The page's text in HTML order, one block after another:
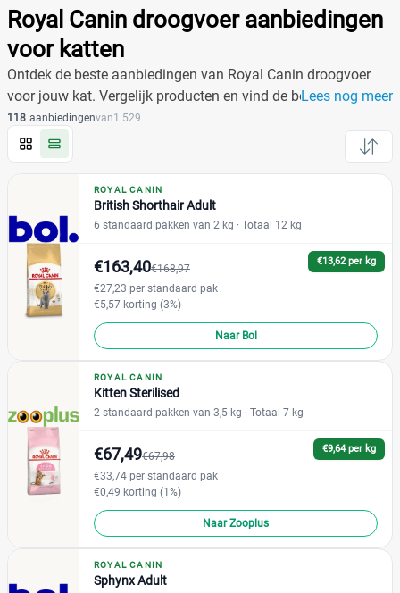
Filter Reset alle filters
Merk Reset
Appetite Control
Bengal
British Shorthair (4)
Calm
Dental Kat
Diabetic Kattenvoer
Digestive (3)
+24 meer
Acana
Almo Nature
BF Petfood (0)
CaroCroc
Edgard & Cooper (9)
Eukanuba (14)
Hill's
Royal Canin droogvoer aanbiedingen
voor katten
Ontdek de beste aanbiedingen van Royal Canin droogvoer
voor jouw kat. Vergelijk producten en vind de beste prijs.
Lees nog meer
118 aanbiedingenvan1.529
ROYAL CANIN
British Shorthair Adult
6 standaard pakken van 2 kg · Totaal 12 kg
€13,62 per kg
€163,40€168,97
€27,23 per standaard pak
€5,57 korting (3%)
Naar Bol
ROYAL CANIN
Kitten Sterilised
2 standaard pakken van 3,5 kg · Totaal 7 kg
€9,64 per kg
€67,49€67,98
€33,74 per standaard pak
€0,49 korting (1%)
Naar Zooplus
ROYAL CANIN
Sphynx Adult